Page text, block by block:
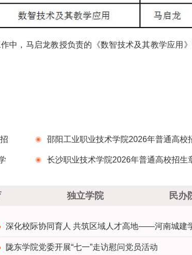
中，马启龙教授负责的《数智技术及其教学应用
邵阳工业职业技术学院2026年普通高校
程 长沙职业技术学院2026年普通高校招生
独立学院 民办
深化校际协同育人 共筑区域人才高地——河南城建
陇东学院党委开展“七一”走访慰问党员活动